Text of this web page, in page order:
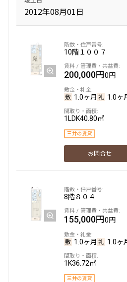
2012年08月01日
10階１００７
200,000円0円
1.0ヶ月 1.0ヶ
1LDK40.80㎡
三井の賃貸
お問合せ
8階８０４
155,000円0円
1.0ヶ月 1.0ヶ
1K36.72㎡
三井の賃貸